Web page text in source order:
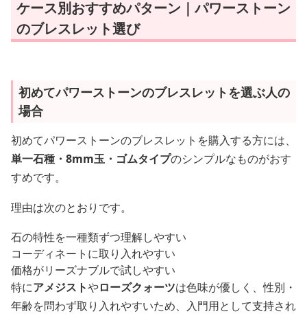
ケース別おすすめパターン｜パワーストーン
のブレスレット選び
初めてパワーストーンのブレスレットを選ぶ人の
場合
初めてパワーストーンのブレスレットを購入する方には、
単一石種・8mm玉・ゴムタイプのシンプルなものがおす
すめです。
理由は次のとおりです。
石の特性を一種類ずつ理解しやすい
コーディネートに取り入れやすい
価格がリーズナブルで試しやすい
特にアメジストやローズクォーツは色味が優しく、性別・
年齢を問わず取り入れやすいため、入門用として支持され